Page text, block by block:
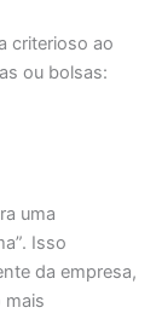
criterioso ao
ou bolsas:
uma
Isso
da empresa,
mais